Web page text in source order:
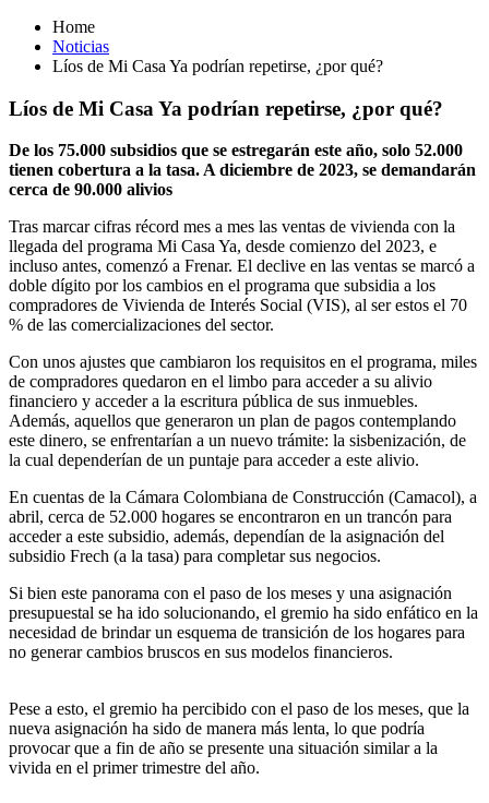
Home
Noticias
Líos de Mi Casa Ya podrían repetirse, ¿por qué?
Líos de Mi Casa Ya podrían repetirse, ¿por qué?
De los 75.000 subsidios que se estregarán este año, solo 52.000
tienen cobertura a la tasa. A diciembre de 2023, se demandarán
cerca de 90.000 alivios
Tras marcar cifras récord mes a mes las ventas de vivienda con la
llegada del programa Mi Casa Ya, desde comienzo del 2023, e
incluso antes, comenzó a Frenar. El declive en las ventas se marcó a
doble dígito por los cambios en el programa que subsidia a los
compradores de Vivienda de Interés Social (VIS), al ser estos el 70
% de las comercializaciones del sector.
Con unos ajustes que cambiaron los requisitos en el programa, miles
de compradores quedaron en el limbo para acceder a su alivio
financiero y acceder a la escritura pública de sus inmuebles.
Además, aquellos que generaron un plan de pagos contemplando
este dinero, se enfrentarían a un nuevo trámite: la sisbenización, de
la cual dependerían de un puntaje para acceder a este alivio.
En cuentas de la Cámara Colombiana de Construcción (Camacol), a
abril, cerca de 52.000 hogares se encontraron en un trancón para
acceder a este subsidio, además, dependían de la asignación del
subsidio Frech (a la tasa) para completar sus negocios.
Si bien este panorama con el paso de los meses y una asignación
presupuestal se ha ido solucionando, el gremio ha sido enfático en la
necesidad de brindar un esquema de transición de los hogares para
no generar cambios bruscos en sus modelos financieros.
Pese a esto, el gremio ha percibido con el paso de los meses, que la
nueva asignación ha sido de manera más lenta, lo que podría
provocar que a fin de año se presente una situación similar a la
vivida en el primer trimestre del año.